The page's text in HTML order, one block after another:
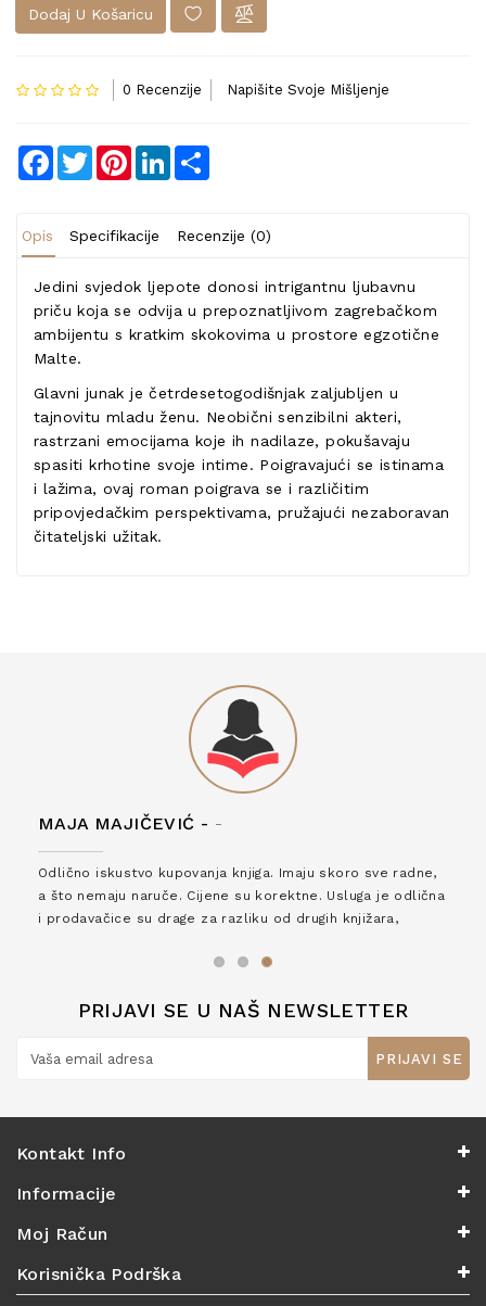
Dodaj U Košaricu
0 Recenzije Napišite Svoje Mišljenje
Facebook
TwitterPinterestLinkedIn
Opis Specifikacije Recenzije (0)
Jedini svjedok ljepote donosi intrigantnu ljubavnu
priču koja se odvija u prepoznatljivom zagrebačkom
ambijentu s kratkim skokovima u prostore egzotične
Malte.
Glavni junak je četrdesetogodišnjak zaljubljen u
tajnovitu mladu ženu. Neobični senzibilni akteri,
rastrzani emocijama koje ih nadilaze, pokušavaju
spasiti krhotine svoje intime. Poigravajući se istinama
i lažima, ovaj roman poigrava se i različitim
pripovjedačkim perspektivama, pružajući nezaboravan
čitateljski užitak.
MAJA MAJIČEVIĆ - -
Odlično iskustvo kupovanja knjiga. Imaju skoro sve radne,
a što nemaju naruče. Cijene su korektne. Usluga je odlična
i prodavačice su drage za razliku od drugih knjižara,
PRIJAVI SE U NAŠ NEWSLETTER
PRIJAVI SE
Kontakt Info
Informacije
Moj Račun
Korisnička Podrška